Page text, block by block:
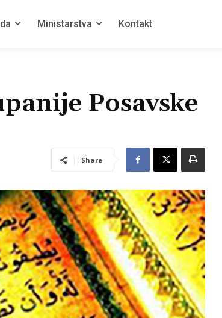
Ministarstva Kontakt
Posavske
Share